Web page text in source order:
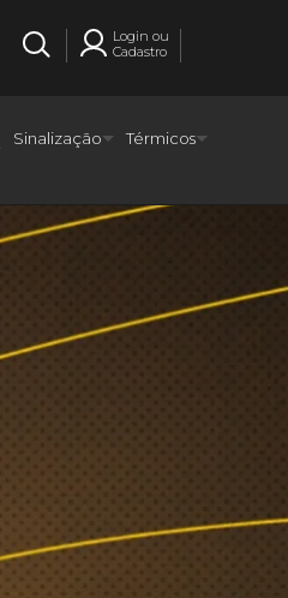
Login ou
Cadastro
Sinalização Térmicos